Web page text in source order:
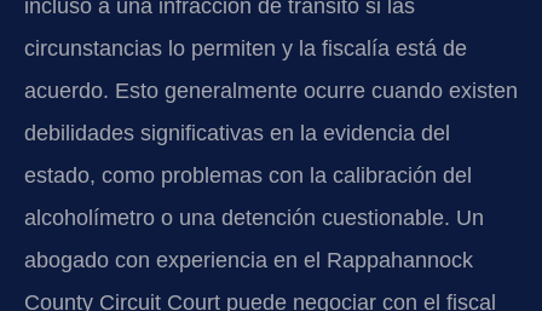
incluso a una infracción de tránsito si las
circunstancias lo permiten y la fiscalía está de
acuerdo. Esto generalmente ocurre cuando existen
debilidades significativas en la evidencia del
estado, como problemas con la calibración del
alcoholímetro o una detención cuestionable. Un
abogado con experiencia en el Rappahannock
County Circuit Court puede negociar con el fiscal